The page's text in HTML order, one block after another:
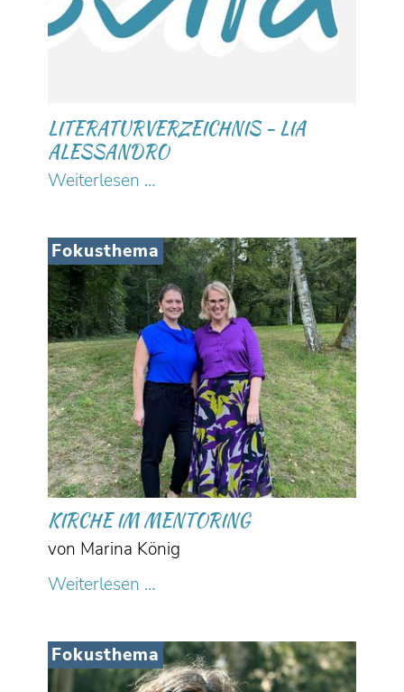
LITERATURVERZEICHNIS - LIA
ALESSANDRO
Weiterlesen …
Alessandro
Fokusthema
KIRCHE IM MENTORING
von Marina König
Weiterlesen …
Fokusthema